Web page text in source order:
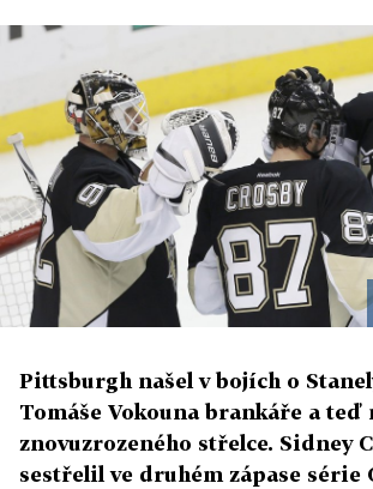
Pittsburgh našel v bojích o
Tomáše Vokouna brankáře a teď
znovuzrozeného střelce. Sidney
sestřelil ve druhém zápase série